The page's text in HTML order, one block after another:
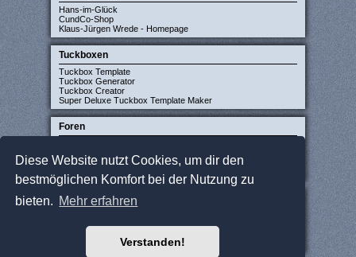
Diese Website nutzt Cookies, um dir den
bestmöglichen Komfort bei der Nutzung zu
bieten. Mehr erfahren
Verstanden!
Hans-im-Glück
CundCo-Shop
Klaus-Jürgen Wrede - Homepage
Tuckboxen
Tuckbox Template
Tuckbox Generator
Tuckbox Creator
Super Deluxe Tuckbox Template Maker
Foren
CarcassonneCentral (englisch)
Carcassonne Latvija (lettisch)
Carcassonne CZ (tschechisch)
Sonstige Seiten
Gesellschaftsspieler gesucht
BoardGameGeek